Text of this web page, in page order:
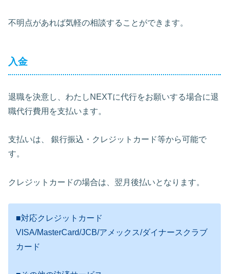
不明点があれば気軽の相談することができます。
入金
退職を決意し、わたしNEXTに代行をお願いする場合に退
職代行費用を支払います。
支払いは、 銀行振込・クレジットカード等から可能で
す。
クレジットカードの場合は、翌月後払いとなります。
■対応クレジットカード
VISA/MasterCard/JCB/アメックス/ダイナースクラブ
カード